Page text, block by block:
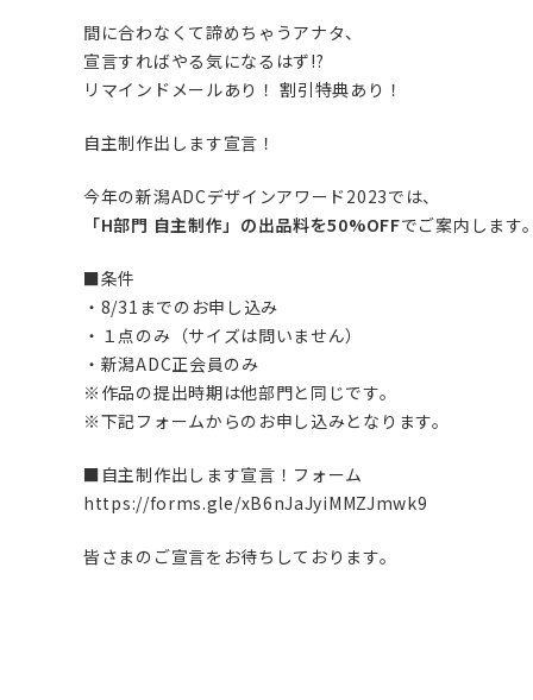
間に合わなくて諦めちゃうアナタ、
宣言すればやる気になるはず!?
リマインドメールあり！ 割引特典あり！
自主制作出します宣言！
今年の新潟ADCデザインアワード2023では、
「H部門 自主制作」の出品料を50%OFFでご案内します
■条件
・8/31までのお申し込み
・１点のみ（サイズは問いません）
・新潟ADC正会員のみ
※作品の提出時期は他部門と同じです。
※下記フォームからのお申し込みとなります。
■自主制作出します宣言！フォーム
https://forms.gle/xB6nJaJyiMMZJmwk9
皆さまのご宣言をお待ちしております。